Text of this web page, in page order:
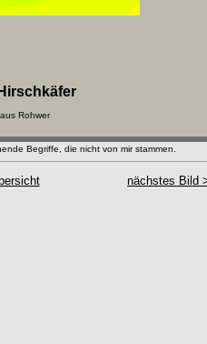
Rohwer
Begriffe, die nicht von mir stammen.
nächstes Bild